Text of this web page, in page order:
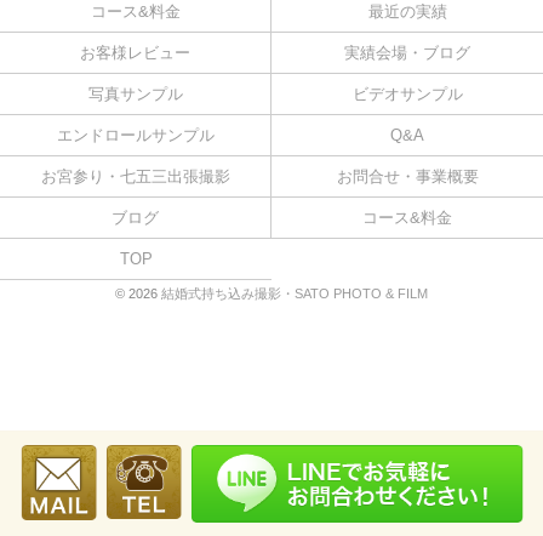
コース&料金 最近の実績
お客様レビュー 実績会場・ブログ
写真サンプル ビデオサンプル
エンドロールサンプル Q&A
お宮参り・七五三出張撮影 お問合せ・事業概要
ブログ コース&料金
TOP
© 2026 結婚式持ち込み撮影・SATO PHOTO & FILM